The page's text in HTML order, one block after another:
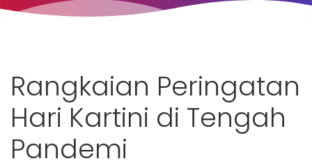
Rangkaian Peringatan
Hari Kartini di Tengah
Pandemi